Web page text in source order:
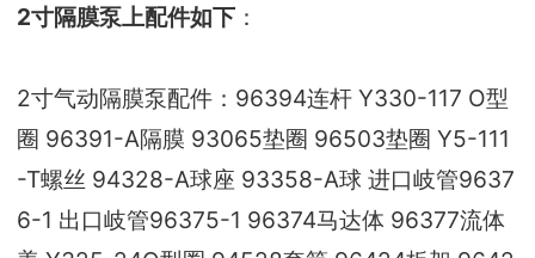
2寸隔膜泵上配件如下 ：
2寸气动隔膜泵配件：96394连杆 Y330-117 O型
圈 96391-A隔膜 93065垫圈 96503垫圈 Y5-111
-T螺丝 94328-A球座 93358-A球 进口岐管9637
6-1 出口岐管96375-1 96374马达体 96377流体